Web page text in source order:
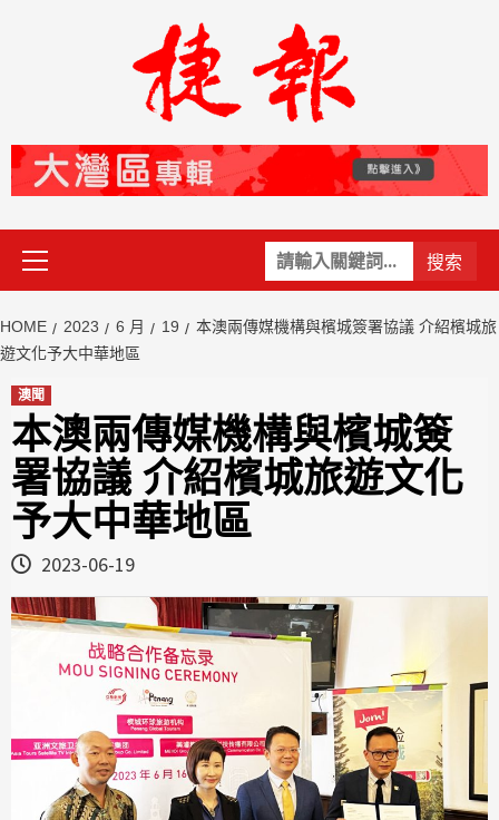
關
鍵
Primary
Menu
HOME 2023 6 月 19
本澳兩傳媒機構與檳城簽署協議 介紹檳城旅
遊文化予大中華地區
澳聞
本澳兩傳媒機構與檳城簽
署協議 介紹檳城旅遊文化
予大中華地區
2023-06-19